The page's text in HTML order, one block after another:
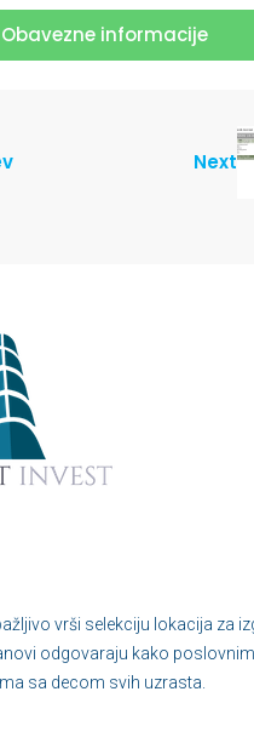
Obavezne informacije
Next
vrši selekciju lokacija za
odgovaraju kako poslovnim
sa decom svih uzrasta.